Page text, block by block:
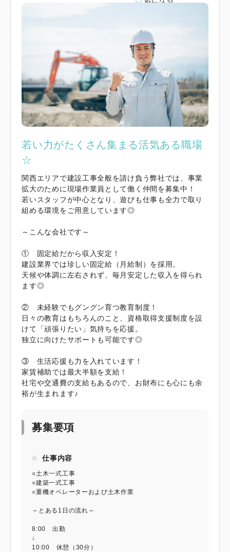
若い力がたくさん集まる活気ある職場
☆
関西エリアで建設工事全般を請け負う弊社では、事業
拡大のために現場作業員として働く仲間を募集中！
若いスタッフが中心となり、遊びも仕事も全力で取り
組める環境をご用意しています◎
～こんな会社です～
① 固定給だから収入安定！
建設業界では珍しい固定給（月給制）を採用。
天候や体調に左右されず、毎月安定した収入を得られ
ます◎
② 未経験でもグングン育つ教育制度！
日々の教育はもちろんのこと、資格取得支援制度を設
けて「頑張りたい」気持ちを応援。
独立に向けたサポートも可能です◎
③ 生活応援も力を入れています！
家賃補助では最大半額を支給！
社宅や交通費の支給もあるので、お財布にも心にも余
裕が生まれます♪
募集要項
仕事内容
○土木一式工事
○建築一式工事
○重機オペレーターおよび土木作業
～とある1日の流れ～
8:00 出勤
↓
10:00 休憩（30分）